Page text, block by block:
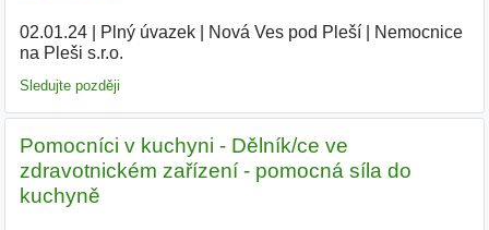
02.01.24| Plný úvazek| Nová Ves pod Pleší|
Nemocnice
na Pleši s.r.o.
Sledujte později
Pomocníci v kuchyni - Dělník/ce ve
zdravotnickém zařízení - pomocná síla do
kuchyně